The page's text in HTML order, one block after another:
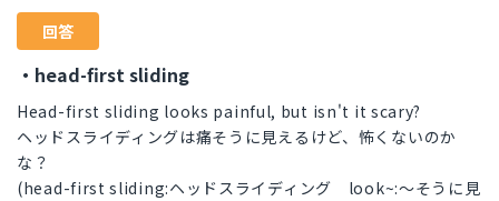
回答
・head-first sliding
Head-first sliding looks painful, but isn't it scary?
ヘッドスライディングは痛そうに見えるけど、怖くないのか
な？
(head-first sliding:ヘッドスライディング look~:～そうに見